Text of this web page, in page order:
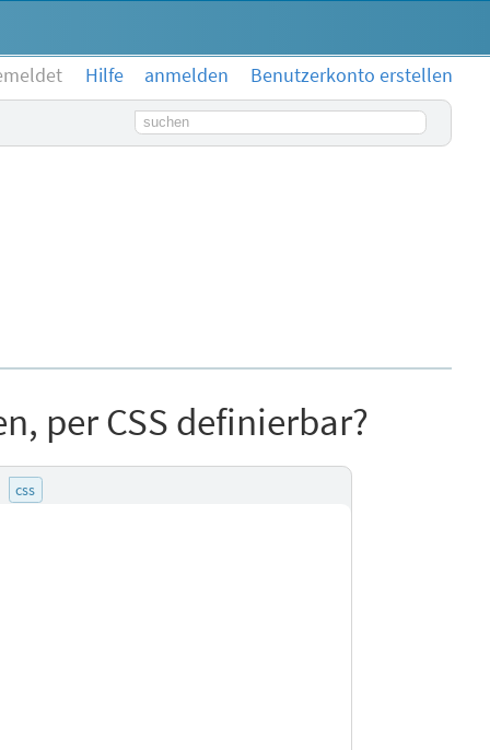
Hilfe anmelden
Benutzerkonto erstellen
Suchbegriff
per CSS definierbar?
css